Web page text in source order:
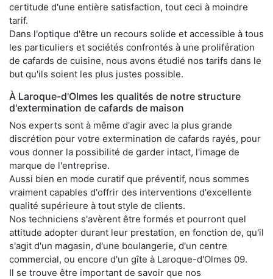
certitude d'une entière satisfaction, tout ceci à moindre
tarif.
Dans l'optique d'être un recours solide et accessible à tous
les particuliers et sociétés confrontés à une prolifération
de cafards de cuisine, nous avons étudié nos tarifs dans le
but qu'ils soient les plus justes possible.
À Laroque-d'Olmes les qualités de notre structure
d'extermination de cafards de maison
Nos experts sont à même d'agir avec la plus grande
discrétion pour votre extermination de cafards rayés, pour
vous donner la possibilité de garder intact, l'image de
marque de l'entreprise.
Aussi bien en mode curatif que préventif, nous sommes
vraiment capables d'offrir des interventions d'excellente
qualité supérieure à tout style de clients.
Nos techniciens s'avèrent être formés et pourront quel
attitude adopter durant leur prestation, en fonction de, qu'il
s'agit d'un magasin, d'une boulangerie, d'un centre
commercial, ou encore d'un gîte à Laroque-d'Olmes 09.
Il se trouve être important de savoir que nos